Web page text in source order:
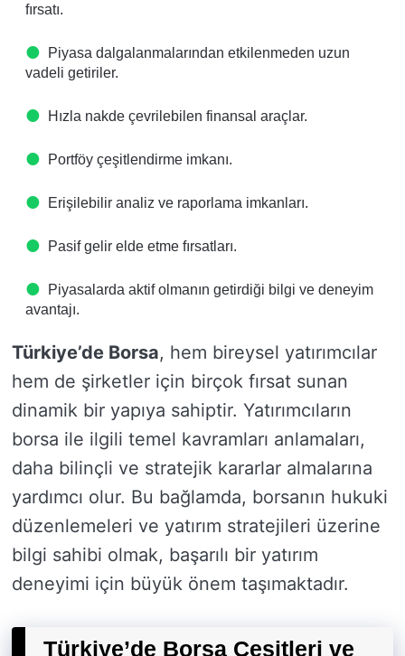
fırsatı.
Piyasa dalgalanmalarından etkilenmeden uzun
vadeli getiriler.
Hızla nakde çevrilebilen finansal araçlar.
Portföy çeşitlendirme imkanı.
Erişilebilir analiz ve raporlama imkanları.
Pasif gelir elde etme fırsatları.
Piyasalarda aktif olmanın getirdiği bilgi ve deneyim
avantajı.
Türkiye’de Borsa, hem bireysel yatırımcılar
hem de şirketler için birçok fırsat sunan
dinamik bir yapıya sahiptir. Yatırımcıların
borsa ile ilgili temel kavramları anlamaları,
daha bilinçli ve stratejik kararlar almalarına
yardımcı olur. Bu bağlamda, borsanın hukuki
düzenlemeleri ve yatırım stratejileri üzerine
bilgi sahibi olmak, başarılı bir yatırım
deneyimi için büyük önem taşımaktadır.
Türkiye’de Borsa Çeşitleri ve